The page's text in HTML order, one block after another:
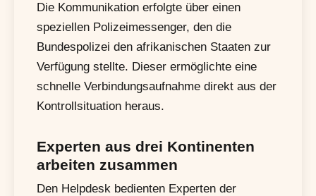
Die Kommunikation erfolgte über einen
speziellen Polizeimessenger, den die
Bundespolizei den afrikanischen Staaten zur
Verfügung stellte. Dieser ermöglichte eine
schnelle Verbindungsaufnahme direkt aus der
Kontrollsituation heraus.
Experten aus drei Kontinenten
arbeiten zusammen
Den Helpdesk bedienten Experten der